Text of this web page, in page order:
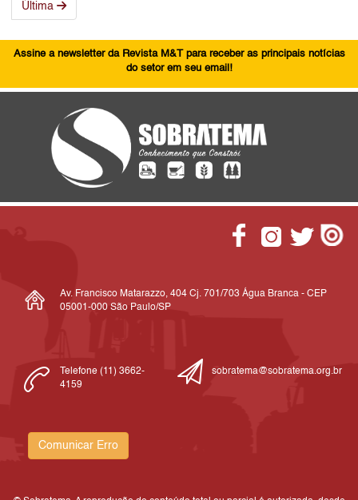
Última
Assine a newsletter da Revista M&T para receber as principais notícias
do setor em seu email!
Av. Francisco Matarazzo, 404 Cj. 701/703 Água Branca - CEP
05001-000 São Paulo/SP
Telefone (11) 3662-
4159
sobratema@sobratema.org.br
Comunicar Erro